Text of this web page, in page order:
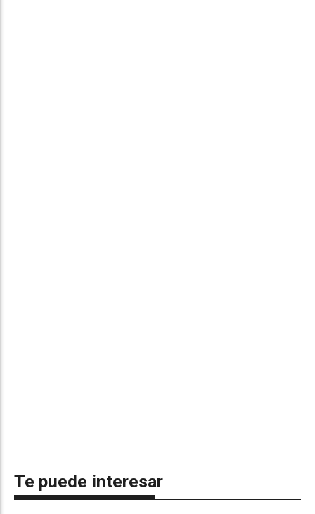
Te puede interesar